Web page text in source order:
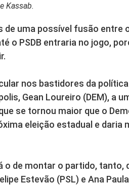
Kassab.
uma possível fusão entre
o PSDB entraria no jogo,
nos bastidores da
Gean Loureiro (DEM), a
se tornou maior que o
eleição estadual e daria
o de montar o partido, tanto,
Estevão (PSL) e Ana